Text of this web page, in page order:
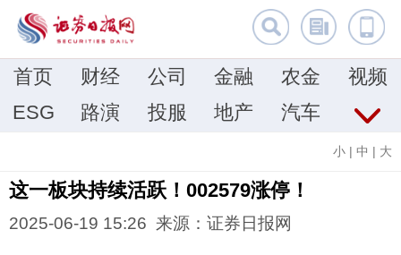
首页 财经 公司 金融 农金
视频
ESG
路演 投服 地产 汽车
小 | 中 | 大
这一板块持续活跃！002579涨停！
2025-06-19 15:26 来源：证券日报网